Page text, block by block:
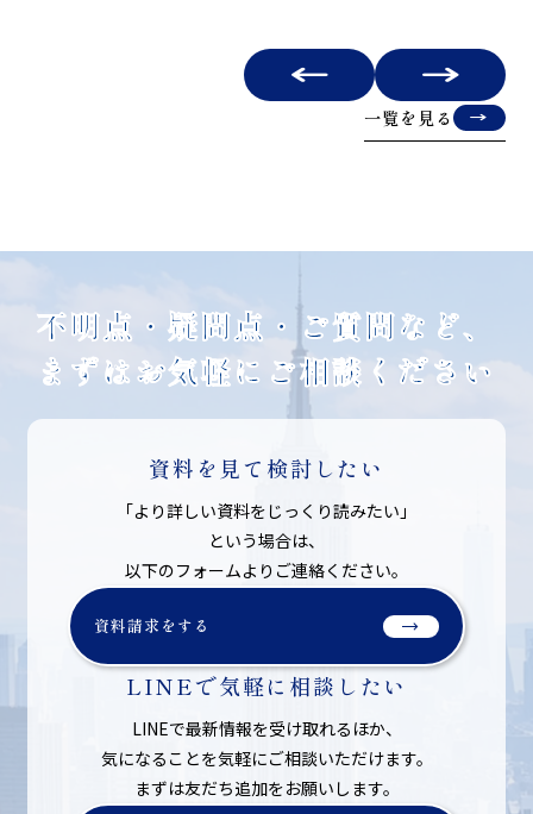
一覧を見る
不明点・疑問点・ご質問など、
まずはお気軽にご相談ください
資料を見て検討したい
「より詳しい資料をじっくり読みたい」
という場合は、
以下のフォームよりご連絡ください。
資料請求をする
LINEで気軽に相談したい
LINEで最新情報を受け取れるほか、
気になることを気軽にご相談いただけます。
まずは友だち追加をお願いします。